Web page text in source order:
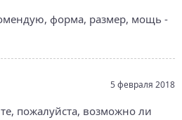
форма, размер, мощь -
5 февраля 2018
пожалуйста, возможно ли